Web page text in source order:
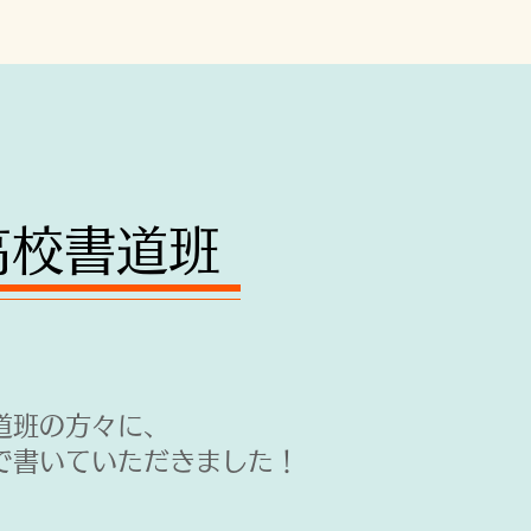
書道班
の方々に、
いていただきました！